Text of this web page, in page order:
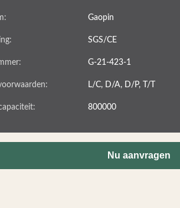
Gaopin
SGS/CE
G-21-423-1
L/C, D/A, D/P, T/T
800000
Nu aanvragen